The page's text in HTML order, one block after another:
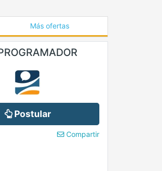
Más ofertas
Postular
Compartir